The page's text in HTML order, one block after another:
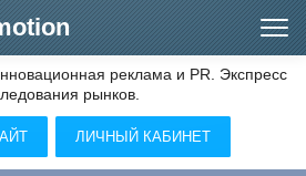
(анализ рынка)
реклама и PR. Экспресс
рынков.
ЛИЧНЫЙ КАБИНЕТ